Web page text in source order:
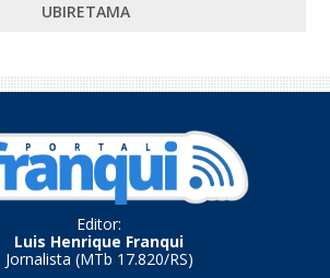
UBIRETAMA
Editor:
Luis Henrique Franqui
Jornalista (MTb 17.820/RS)